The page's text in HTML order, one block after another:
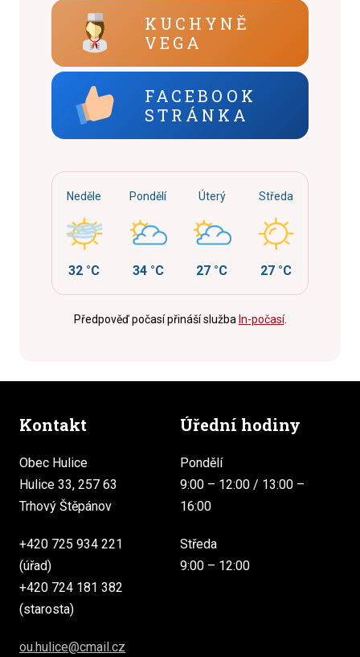
KUCHYNĚ
VEGA
FACEBOOK
STRÁNKA
Neděle
32 °C
Pondělí
34 °C
Úterý
27 °C
Středa
27 °C
Předpověď počasí přináší služba In-počasí.
Kontakt
Obec Hulice
Hulice 33, 257 63
Trhový Štěpánov
+420 725 934 221
(úřad)
+420 724 181 382
(starosta)
ou.hulice@cmail.cz
Úřední hodiny
Pondělí
9:00 – 12:00 / 13:00 –
16:00
Středa
9:00 – 12:00